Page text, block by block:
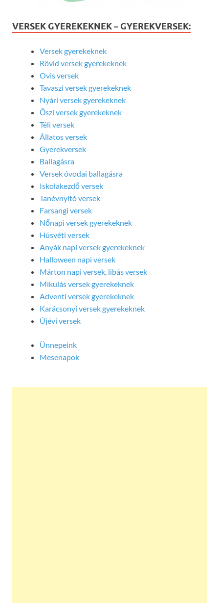
VERSEK GYEREKEKNEK – GYEREKVERSEK:
Versek gyerekeknek
Rövid versek gyerekeknek
Ovis versek
Tavaszi versek gyerekeknek
Nyári versek gyerekeknek
Őszi versek gyerekeknek
Téli versek
Állatos versek
Gyerekversek
Ballagásra
Versek óvodai ballagásra
Iskolakezdő versek
Tanévnyitó versek
Farsangi versek
Nőnapi versek gyerekeknek
Húsvéti versek
Anyák napi versek gyerekeknek
Halloween napi versek
Márton napi versek, libás versek
Mikulás versek gyerekeknek
Adventi versek gyerekeknek
Karácsonyi versek gyerekeknek
Újévi versek
Ünnepeink
Mesenapok